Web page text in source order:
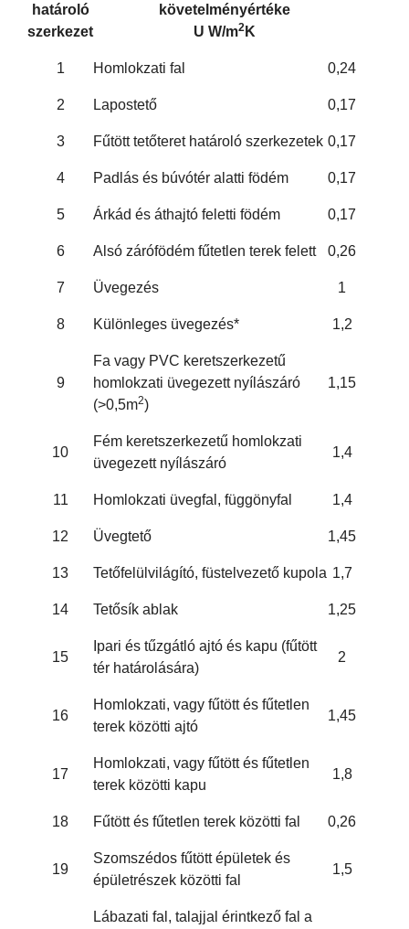
határoló
szerkezet
követelményértéke
U W/m2 K
1 Homlokzati fal 0,24
2 Lapostető 0,17
3 Fűtött tetőteret határoló szerkezetek 0,17
4 Padlás és búvótér alatti födém 0,17
5 Árkád és áthajtó feletti födém 0,17
6 Alsó zárófödém fűtetlen terek felett 0,26
7 Üvegezés 1
8 Különleges üvegezés* 1,2
9
Fa vagy PVC keretszerkezetű
homlokzati üvegezett nyílászáró
(>0,5m2)
1,15
10
Fém keretszerkezetű homlokzati
üvegezett nyílászáró
1,4
11 Homlokzati üvegfal, függönyfal 1,4
12 Üvegtető 1,45
13 Tetőfelülvilágító, füstelvezető kupola 1,7
14 Tetősík ablak 1,25
15
Ipari és tűzgátló ajtó és kapu (fűtött
tér határolására)
2
16
Homlokzati, vagy fűtött és fűtetlen
terek közötti ajtó
1,45
17
Homlokzati, vagy fűtött és fűtetlen
terek közötti kapu
1,8
18 Fűtött és fűtetlen terek közötti fal 0,26
19
Szomszédos fűtött épületek és
épületrészek közötti fal
1,5
Lábazati fal, talajjal érintkező fal a